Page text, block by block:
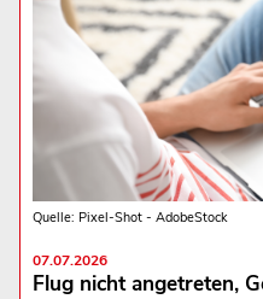
Quelle: Pixel-Shot - AdobeStock
07.07.2026
Flug nicht angetreten,